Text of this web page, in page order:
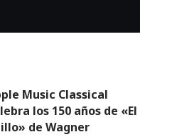
Music Classical
los 150 años de «El
de Wagner